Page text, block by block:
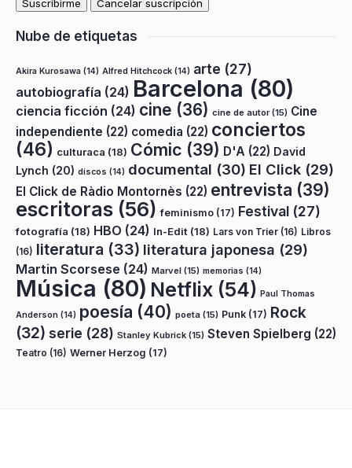
Nube de etiquetas
Akira Kurosawa (14) Alfred Hitchcock (14) arte (27)
autobiografía (24) Barcelona (80)
ciencia ficción (24) cine (36) cine de autor(15) Cine
independiente (22) comedia (22) conciertos
(46) culturaca (18) Cómic (39) D'A (22) David
Lynch (20) discos (14) documental (30) El Click (29)
El Click de Ràdio Montornès (22) entrevista (39)
escritoras (56) feminismo (17) Festival (27)
fotografía (18) HBO (24) In-Edit (18) Lars von Trier (16) Libros
(16) literatura (33) literatura japonesa (29)
Martin Scorsese (24) Marvel (15) memorias (14)
Música (80) Netflix (54) Paul Thomas
Anderson (14) poesía (40) poeta (15) Punk (17) Rock
(32) serie (28) Stanley Kubrick (15) Steven Spielberg (22)
Teatro (16) Werner Herzog (17)